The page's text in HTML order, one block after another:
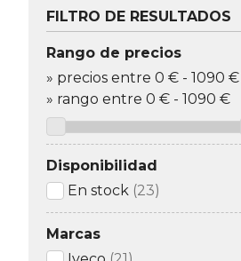
FILTRO DE RESULTADOS
Rango de precios
» precios entre 0 € - 1090 €
» rango entre 0 € - 1090 €
Disponibilidad
En stock (23)
Marcas